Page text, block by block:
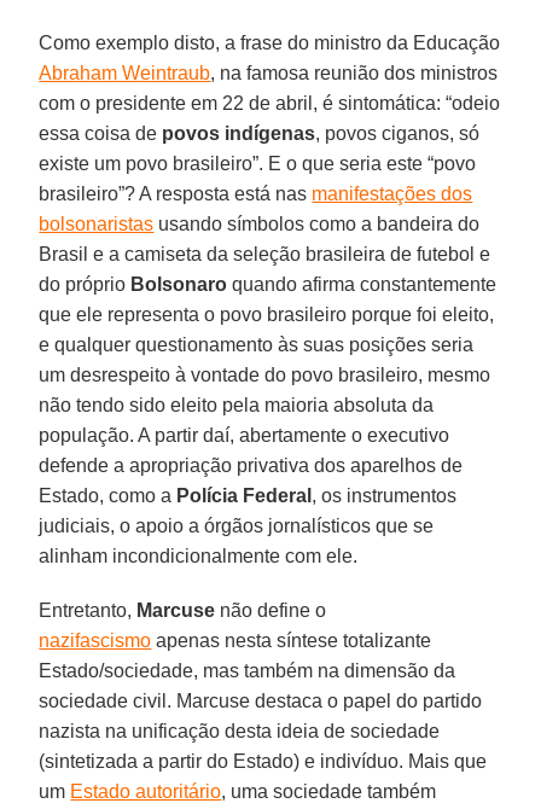
Como exemplo disto, a frase do ministro da Educação
Abraham Weintraub, na famosa reunião dos ministros
com o presidente em 22 de abril, é sintomática: “odeio
essa coisa de povos indígenas, povos ciganos, só
existe um povo brasileiro”. E o que seria este “povo
brasileiro”? A resposta está nas manifestações dos
bolsonaristas usando símbolos como a bandeira do
Brasil e a camiseta da seleção brasileira de futebol e
do próprio Bolsonaro quando afirma constantemente
que ele representa o povo brasileiro porque foi eleito,
e qualquer questionamento às suas posições seria
um desrespeito à vontade do povo brasileiro, mesmo
não tendo sido eleito pela maioria absoluta da
população. A partir daí, abertamente o executivo
defende a apropriação privativa dos aparelhos de
Estado, como a Polícia Federal , os instrumentos
judiciais, o apoio a órgãos jornalísticos que se
alinham incondicionalmente com ele.
Entretanto, Marcuse não define o
nazifascismo apenas nesta síntese totalizante
Estado/sociedade, mas também na dimensão da
sociedade civil. Marcuse destaca o papel do partido
nazista na unificação desta ideia de sociedade
(sintetizada a partir do Estado) e indivíduo. Mais que
um Estado autoritário, uma sociedade também